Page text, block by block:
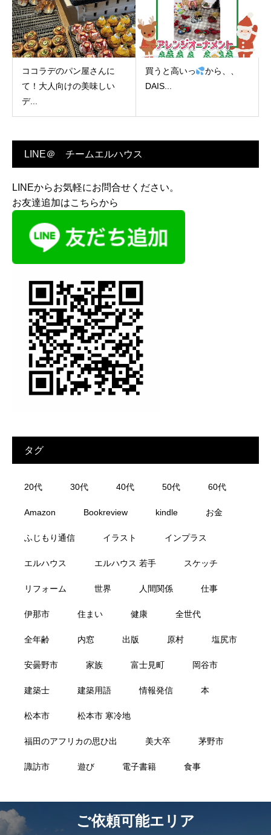
ココラデのパン屋さんに
て！大人向けの美味しい
デ...
買うと高いっ
から、、
DAIS...
LINE＠ チームエルハウス
LINEからお気軽にお問合せください。
お友達追加はこちらから
タグ
20代 30代 40代 50代 60代
Amazon Bookreview kindle お金
ふじもり通信 イラスト インプラス
エルハウス エルハウス 若手 スケッチ
リフォーム 世界 人間関係 仕事
伊那市 住まい 健康 全世代
全年齢 内窓 出版 原村 塩尻市
安曇野市 家族 富士見町 岡谷市
建築士 建築用語 情報発信 本
松本市 松本市 寒冷地
福田のアフリカの思ひ出 美大卒 茅野市
諏訪市 遊び 電子書籍 食事
ご依頼可能エリア